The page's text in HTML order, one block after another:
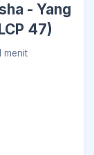
- Yang
47)
menit